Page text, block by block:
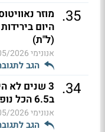
35
. מוזר
היום
(ל"ת)
אנונימי13:54
הגב
34
.
3 שנים לא
ב6.5 הכל נופל מאז חחח (ל"ת)
אנונימי13:43
הגב